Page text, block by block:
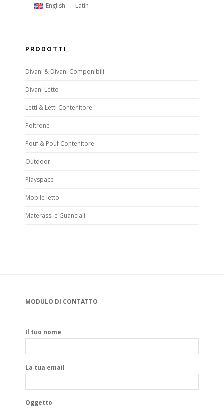
English Latin
PRODOTTI
Divani & Divani Componibili
Divani Letto
Letti & Letti Contenitore
Poltrone
Pouf & Pouf Contenitore
Outdoor
Playspace
Mobile letto
Materassi e Guanciali
MODULO DI CONTATTO
Il tuo nome
La tua email
Oggetto